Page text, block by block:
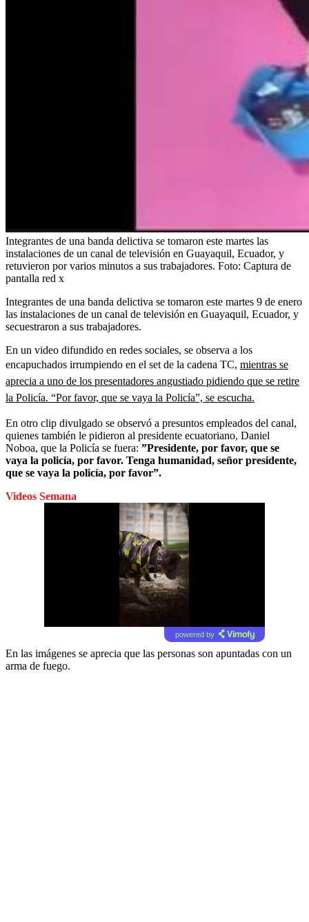
Integrantes de una banda delictiva se tomaron este martes las
instalaciones de un canal de televisión en Guayaquil, Ecuador, y
retuvieron por varios minutos a sus trabajadores. Foto: Captura de
pantalla red x
Integrantes de una banda delictiva se tomaron este martes 9 de enero
las instalaciones de un canal de televisión en Guayaquil, Ecuador, y
secuestraron a sus trabajadores.
En un video difundido en redes sociales, se observa a los
encapuchados irrumpiendo en el set de la cadena TC, mientras se
aprecia a uno de los presentadores angustiado pidiendo que se retire
la Policía. “Por favor, que se vaya la Policía”, se escucha.
En otro clip divulgado se observó a presuntos empleados del canal,
quienes también le pidieron al presidente ecuatoriano, Daniel
Noboa, que la Policía se fuera: ”Presidente, por favor, que se
vaya la policía, por favor. Tenga humanidad, señor presidente,
que se vaya la policía, por favor”.
Videos Semana
powered by
En las imágenes se aprecia que las personas son apuntadas con un
arma de fuego.